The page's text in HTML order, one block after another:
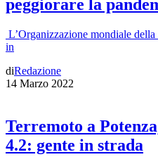
peggiorare la
L’Organizzazione mondiale
in
diRedazione
14 Marzo 2022
Terremoto a
4.2: gente in strada